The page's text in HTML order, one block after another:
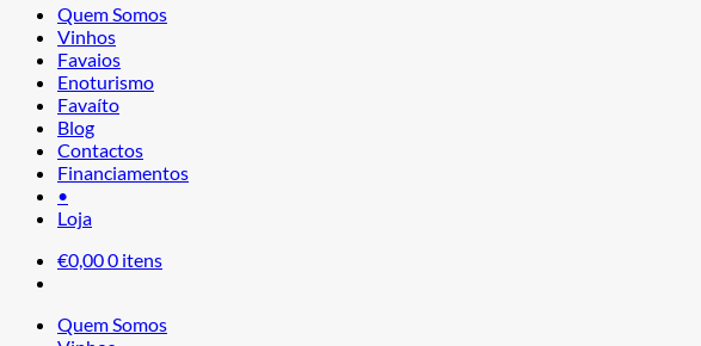
Quem Somos
Vinhos
Favaios
Enoturismo
Favaíto
Blog
Contactos
Financiamentos
•
Loja
€0,000 itens
Quem Somos